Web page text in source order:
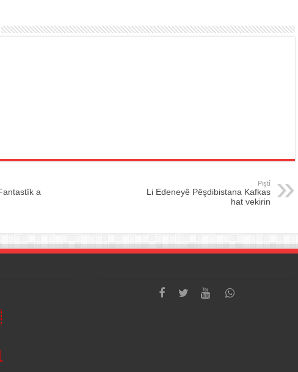
a
Piştî
Li Edeneyê Pêşdibistana Kafkas
hat vekirin